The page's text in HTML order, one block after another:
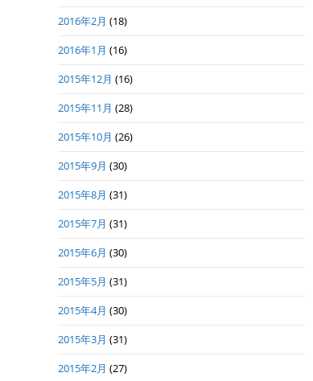
2016年2月 (18)
2016年1月 (16)
2015年12月 (16)
2015年11月 (28)
2015年10月 (26)
2015年9月 (30)
2015年8月 (31)
2015年7月 (31)
2015年6月 (30)
2015年5月 (31)
2015年4月 (30)
2015年3月 (31)
2015年2月 (27)